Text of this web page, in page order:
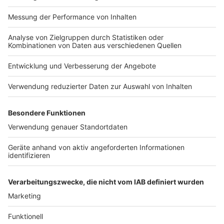
automatischen
Übermittlung der Daten
widersprechen wollen,
melden Sie sich hier:
Impressum
Nutzungsbedingungen
Jobs
Presse
Werben
Archiv
ANTENNE BAYERN GROUP
Stiftung ANTENNE BAYERN
hilft
Teilnahmebedingungen
Grounding Page ANTENNE
BAYERN
Kontakt
Studio-Hotline
Verkehrs-Hotline
Newsletter